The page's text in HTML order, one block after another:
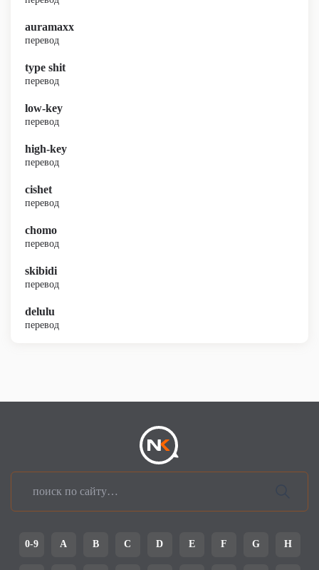
auramaxx
перевод
type shit
перевод
low-key
перевод
high-key
перевод
cishet
перевод
chomo
перевод
skibidi
перевод
delulu
перевод
0-9 A B C D E F G H